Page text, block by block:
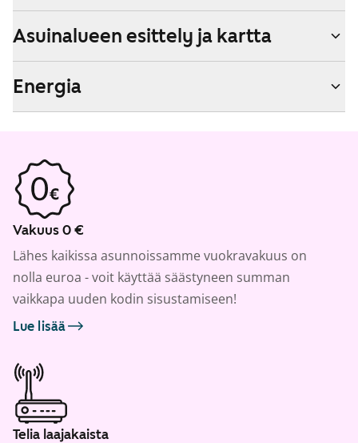
Asuinalueen esittely ja kartta
Energia
Vakuus 0 €
Lähes kaikissa asunnoissamme vuokravakuus on
nolla euroa - voit käyttää säästyneen summan
vaikkapa uuden kodin sisustamiseen!
Lue lisää
Telia laajakaista